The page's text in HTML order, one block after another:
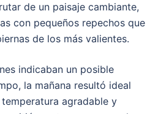
de un paisaje cambiante,
con pequeños repechos que
de los más valientes.
indicaban un posible
la mañana resultó ideal
agradable y